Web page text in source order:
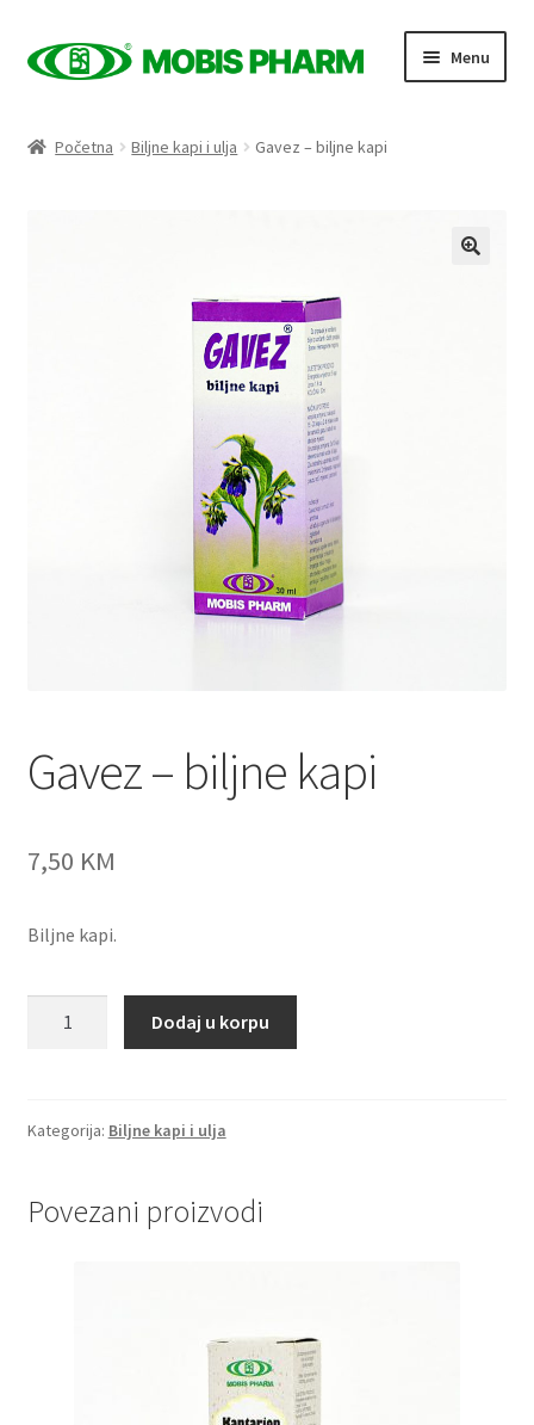
Skip
to
Skip
to
Menu
Expand
Početna Biljne kapi i ulja Gavez – biljne kapi
Gavez – biljne kapi
7,50 KM
Biljne kapi.
količina
Dodaj u korpu
Kategorija: Biljne kapi i ulja
Povezani proizvodi